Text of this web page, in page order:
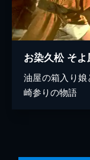
お染久松 そ
油屋の箱入り
崎参りの物語